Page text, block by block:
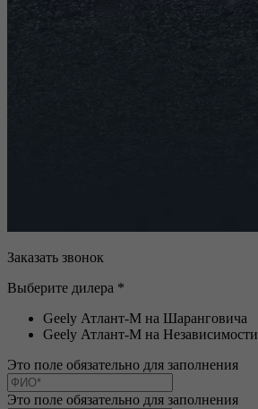
Заказать звонок
Выберите дилера *
Geely Атлант-М на Шаранговича
Geely Атлант-М на Независимости
Это поле обязательно для заполнения
Это поле обязательно для заполнения